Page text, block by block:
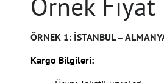
ÖRNEK 1: İSTANBUL –
Kargo Bilgileri: